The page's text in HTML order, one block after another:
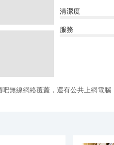
清潔度
服務
無線網絡覆蓋，還有公共上網電